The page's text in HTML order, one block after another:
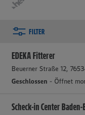
FILTER
2 aktive Filter
EDEKA Fitterer
Beuerner Straße 12,
Geschlossen - Öffnet
Scheck-in Center Baden-